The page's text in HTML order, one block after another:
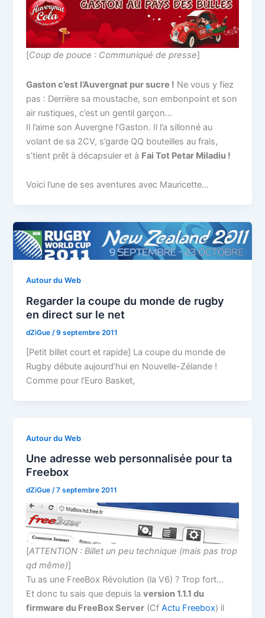
[Coup de pouce : Communiqué de presse]
Gaston c’est l’Auvergnat pur sucre ! Ne vous y fiez
pas : Derrière sa moustache, son embonpoint et son
air rustiques, c’est un gentil garçon…
Il l’aime son Auvergne l’Gaston. Il l’a sillonné au
volant de sa 2CV, s’garde QQ bouteilles au frais,
s’tient prêt à décapsuler et à Fai Tot Petar Miladiu !
Voici l’une de ses aventures avec Mauricette…
Autour du Web
Regarder la coupe du monde de rugby
en direct sur le net
dZiGue/9 septembre 2011
[Petit billet court et rapide] La coupe du monde de
Rugby débute aujourd’hui en Nouvelle-Zélande !
Comme pour l’Euro Basket,
Autour du Web
Une adresse web personnalisée pour ta
Freebox
dZiGue/7 septembre 2011
[ATTENTION : Billet un peu technique (mais pas trop
qd même)]
Tu as une FreeBox Révolution (la V6) ? Trop fort…
Et donc tu sais que depuis laversion 1.1.1 du
firmware du FreeBox Server (CfActu Freebox) il